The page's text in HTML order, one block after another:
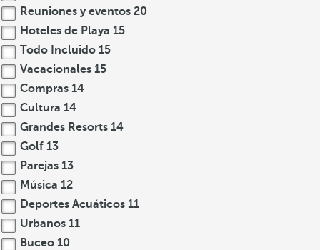
Reuniones y eventos 20
Hoteles de Playa 15
Todo Incluido 15
Vacacionales 15
Compras 14
Cultura 14
Grandes Resorts 14
Golf 13
Parejas 13
Música 12
Deportes Acuáticos 11
Urbanos 11
Buceo 10